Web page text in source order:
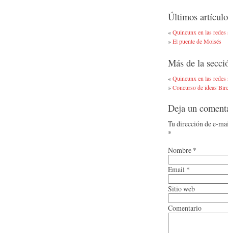
Últimos
«Quincunx en las redes
»El puente de Moisés
Más de la
«Quincunx en las redes
»Concurso de ideas
Deja un
Tu dirección de e-
*
Nombre *
Email *
Sitio web
Comentario